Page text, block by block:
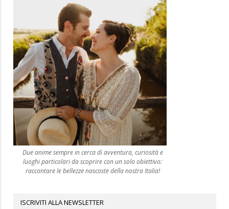
Due anime sempre in cerca di avventura, curiosità e
luoghi particolari da scoprire con un solo obiettivo:
raccontare le bellezze nascoste della nostra Italia!
ISCRIVITI ALLA NEWSLETTER